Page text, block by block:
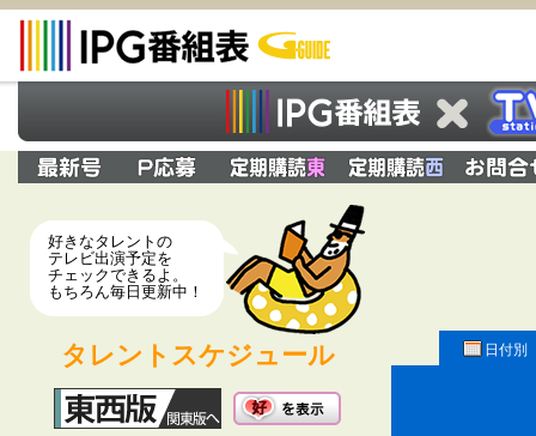
好きなタレントの
テレビ出演予定を
チェックできるよ。
もちろん毎日更新中！
タレントスケジュール 日付別